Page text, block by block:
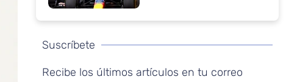
Suscríbete
Recibe los últimos artículos en tu correo